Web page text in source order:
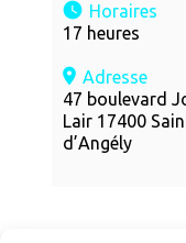
Horaires
17 heures
Adresse
47 boulevard
Lair 17400
d’Angély